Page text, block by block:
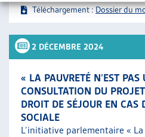
Téléchargement :Dossier du
2 DÉCEMBRE 2024
« LA PAUVRETÉ N’EST
CONSULTATION DU
DROIT DE SÉJOUR EN CAS
SOCIALE
L’initiative parlementaire «